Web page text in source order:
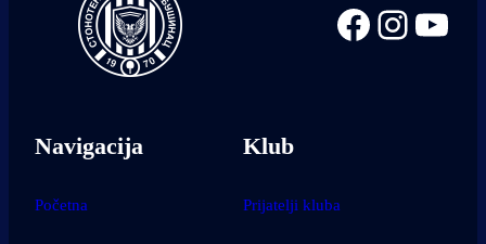
Facebook
Navigacija
Početna
Klub
Prijatelji kluba